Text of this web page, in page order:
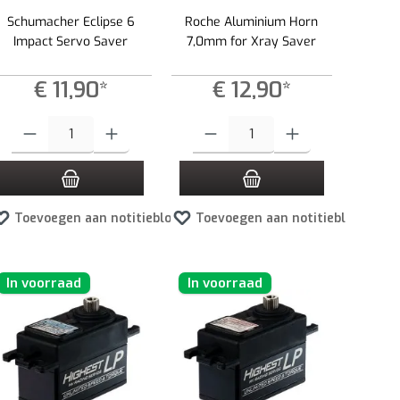
Schumacher Eclipse 6
Impact Servo Saver
€ 11,90*
Toevoegen aan notitieblok
Roche Aluminium Horn
7,0mm for Xray Saver
€ 12,90*
Toevoegen aan notitieblok
In voorraad In voorraad